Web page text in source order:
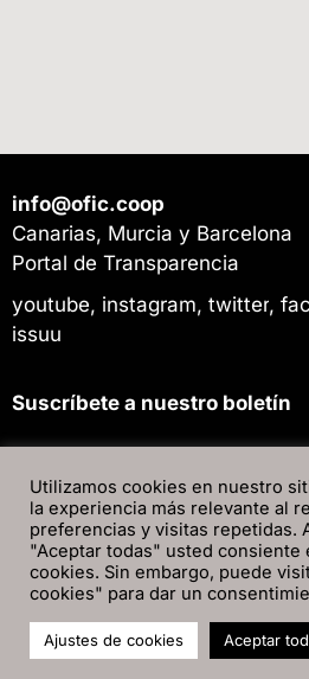
info@ofic.coop
Canarias, Murcia y Barcelona
Portal de Transparencia
youtube, instagram, twitter,
issuu
Suscríbete a nuestro boletín
Utilizamos cookies en nuestro
la experiencia más relevante al
preferencias y visitas repetidas.
"Aceptar todas" usted consiente
cookies. Sin embargo, puede
cookies" para dar un
Ajustes de cookies Aceptar